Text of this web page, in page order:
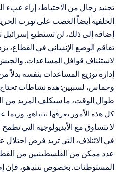
تجنيد رجال من الاحتياط، إزاء عبء
الخلفية أيضاً الغضب على تهرب
إضافة إلى ذلك، لن تستطيع إسرائيل
تفاقم الوضع الإنساني في القطاع،
لاستئناف قوافل المساعدات.
إدارة توزيع المساعدات بنفسه بدلاً
وحماس، لسببين: هذه نشاطات تحتاج
طوال الوقت، ما سيكلف المزيد من
كل هذه الأمور يعرفها نتنياهو،
لا تتساوق مع الأيديولوجية التي
في الائتلاف، التي تريد فرض
عدد ممكن من الفلسطينيين من
المستوطنات. بخصوص نتنياهو، فإن